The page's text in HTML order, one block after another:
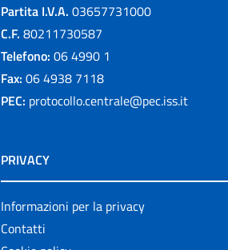
Partita I.V.A. 03657731000
C.F. 80211730587
Telefono: 06 4990 1
Fax: 06 4938 7118
PEC: protocollo.centrale@pec.iss.it
PRIVACY
Informazioni per la privacy
Contatti